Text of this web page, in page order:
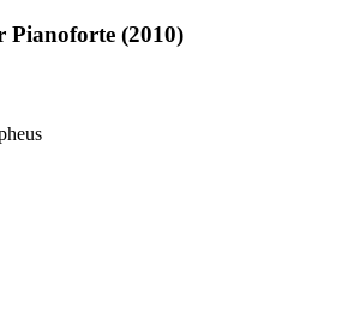
Pianoforte (2010)